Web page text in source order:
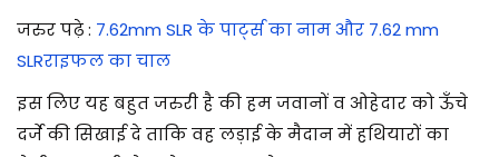
जरुर पढ़े : 7.62mm SLR के पार्ट्स का नाम और 7.62 mm
SLRराइफल का चाल
इस लिए यह बहुत जरुरी है की हम जवानों व ओहेदार को ऊँचे
दर्जे की सिखाई दे ताकि वह लड़ाई के मैदान में हथियारों का